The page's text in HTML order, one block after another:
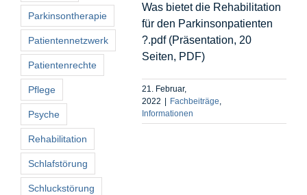
Was bietet die Rehabilitation
für den Parkinsonpatienten
?.pdf (Präsentation, 20
Seiten, PDF)
21. Februar,
2022 | Fachbeiträge
Informationen
Parkinsontherapie
Patientennetzwerk
Patientenrechte
Pflege
Psyche
Rehabilitation
Schlafstörung
Schluckstörung